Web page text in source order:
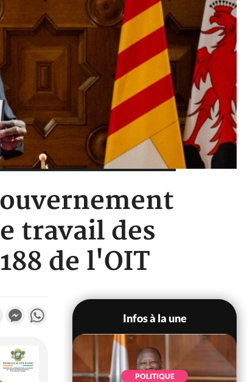
travail des
de l'OIT
Gmail MessengerWhatsApp
Infos à la une
POLITIQUE